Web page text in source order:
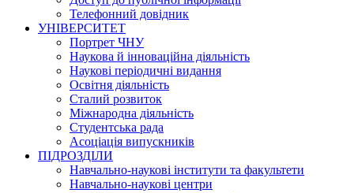
Телефонний довідник
УНІВЕРСИТЕТ
Портрет ЧНУ
Наукова й інноваційна діяльність
Наукові періодичні видання
Освітня діяльність
Сталий розвиток
Міжнародна діяльність
Студентська рада
Асоціація випускників
ПІДРОЗДІЛИ
Навчально-наукові інститути та факультети
Навчально-наукові центри